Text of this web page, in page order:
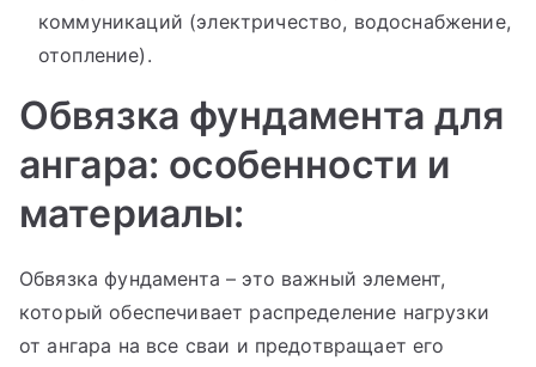
коммуникаций (электричество, водоснабжение,
отопление).
Обвязка фундамента для
ангара: особенности и
материалы:
Обвязка фундамента – это важный элемент,
который обеспечивает распределение нагрузки
от ангара на все сваи и предотвращает его